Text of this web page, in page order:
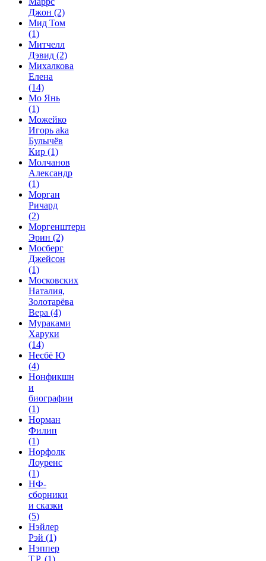
Джон (2)
Мид Том
(1)
Митчелл
Дэвид (2)
Михалкова
Елена
(14)
Мо Янь
(1)
Можейко
Игорь aka
Булычёв
Кир (1)
Молчанов
Александр
(1)
Морган
Ричард
(2)
Моргенштерн
Эрин (2)
Мосберг
Джейсон
(1)
Московских
Наталия,
Золотарёва
Вера (4)
Мураками
Харуки
(14)
Несбё Ю
(4)
Нонфикшн
и
биографии
(1)
Норман
Филип
(1)
Норфолк
Лоуренс
(1)
НФ-
сборники
и сказки
(5)
Нэйлер
Рэй (1)
Нэппер
Т.Р. (1)